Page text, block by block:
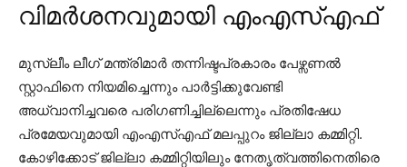
വിമർശനവുമായി എംഎസ്എഫ്
മുസ്ലീം ലീഗ് മന്ത്രിമാര്‍ തന്നിഷ്ടപ്രകാരം പേഴ്സണല്‍
സ്റ്റാഫിനെ നിയമിച്ചെന്നും പാര്‍ട്ടിക്കുവേണ്ടി
അധ്വാനിച്ചവരെ പരിഗണിച്ചില്ലെന്നും പ്രതിഷേധ
പ്രമേയവുമായി എംഎസ്എഫ് മലപ്പുറം ജില്ലാ കമ്മിറ്റി.
കോഴിക്കോട് ജില്ലാ കമ്മിറ്റിയിലും നേതൃത്വത്തിനെതിരെ